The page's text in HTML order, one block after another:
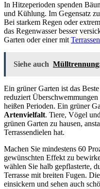
In Hitzeperioden spenden
und Kühlung. Im Gegensatz
Bei starkem Regen oder
das Regenwasser besser
Garten oder einer mit
Siehe auch
Ein grüner Garten ist das
reduziert
heißen Perioden. Ein grüner
Artenvielfalt. Tiere, Vögel
grünen Garten zu hausen,
Terrassendielen hat.
Machen Sie mindestens 60
gewünschten Effekt zu
wählen Sie halb gepflasterte,
Terrasse mit breiten Fugen.
einsickern und sehen auch